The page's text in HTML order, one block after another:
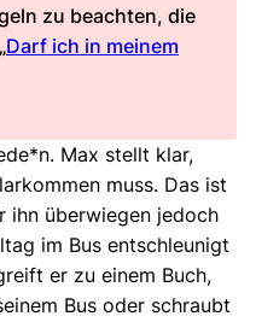
zu beachten, die
Darf ich in meinem
Max stellt klar,
muss. Das ist
ihn überwiegen jedoch
im Bus entschleunigt
er zu einem Buch,
Bus oder schraubt